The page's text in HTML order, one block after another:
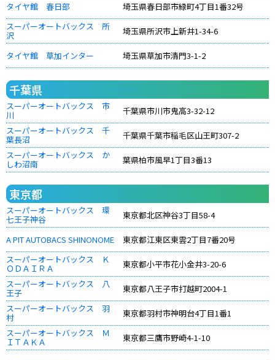
タイヤ館 春日部
埼玉県春日部市緑町4丁目1番32号
スーパーオートバックス 所
沢 埼玉県所沢市上新井1-34-6
タイヤ館 草加インター 埼玉県草加市清門3-1-2
千葉県
スーパーオートバックス 市
川
千葉県市川市鬼高3-32-12
スーパーオートバックス 千
葉長沼
千葉県千葉市稲毛区山王町307-2
スーパーオートバックス か
しわ沼南 葉県柏市風早1丁目3番13
東京都
スーパーオートバックス 環
七王子神谷 東京都北区神谷3丁目58-4
A PIT AUTOBACS SHINONOME
東京都江東区東雲2丁目7番20号
スーパーオートバックス Ｋ
ＯＤＡＩＲＡ
東京都小平市花小金井3-20-6
スーパーオートバックス 八
王子
東京都八王子市打越町2004-1
スーパーオートバックス 羽
村
東京都羽村市神明台4丁目1番1
スーパーオートバックス Ｍ
ＩＴＡＫＡ 東京都三鷹市野崎4-1-10